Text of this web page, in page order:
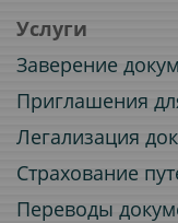
Услуги
Заверение
Приглашения
Легализация
Страхование
Переводы